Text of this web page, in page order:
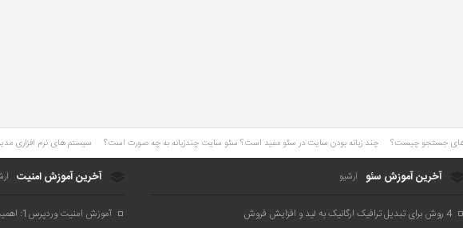
چند زبانه بودن سایت در سئو مفید است؟ سئو سایت چندزبانه به چه صورت است؟ سیستم های نرم افزاری
آخرین آموزش سئو آرشیو
4 روش برای تبدیل ترافیک ارگانیک به لید و افزایش فروش
آخرین آموزش امنیت
آموزش امنیت وردپرس1: اهمیت تامین امنیت در وردپرس